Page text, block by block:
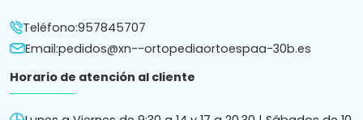
Teléfono:957845707
Email:pedidos@xn--ortopediaortoespaa-30b.es
Horario de atención al cliente